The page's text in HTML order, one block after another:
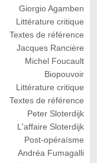
Giorgio Agamben
Littérature critique
Textes de référence
Jacques Rancière
Michel Foucault
Biopouvoir
Littérature critique
Textes de référence
Peter Sloterdijk
L'affaire Sloterdijk
Post-opéraïsme
Andréa Fumagalli